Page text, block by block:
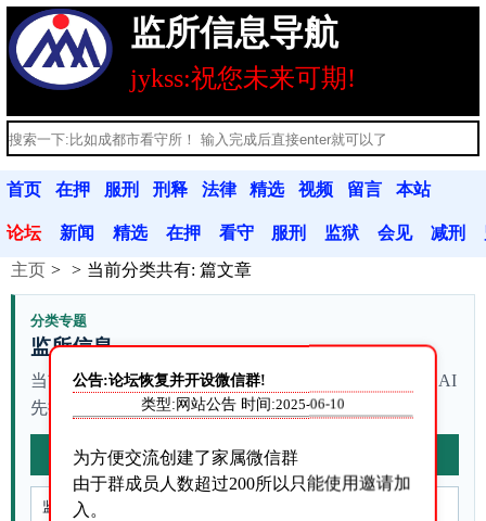
监所信息导航
jykss:祝您未来可期!
首页 在押
人员
服刑
人员
刑释
人员
法律
法规
精选
文章
视频
分享
留言
本
本站
公告
论坛 新闻
动态
精选
文章
在押
人员
看守
联系
服刑 监狱 会见 减刑
主页 当前分类共有: 篇文章
分类专题
监所信息
当前列表有 站内资料。不确定从哪篇开始时，可以让 AI
先按本站资料整理查询路径。
AI梳理本页
公告:论坛恢复并开设微信群!
类型:网站公告 时间:2025-06-10
为方便交流创建了家属微信群
由于群成员人数超过200所以只能使用邀请加
入。